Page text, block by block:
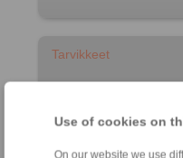
Use of cookies on
On our website we use
Tarvikkeet